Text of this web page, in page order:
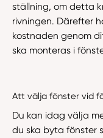
ställning, om detta
rivningen. Därefter
kostnaden genom
ska monteras i
Att välja fönster vid
Du kan idag välja
du ska byta fönster